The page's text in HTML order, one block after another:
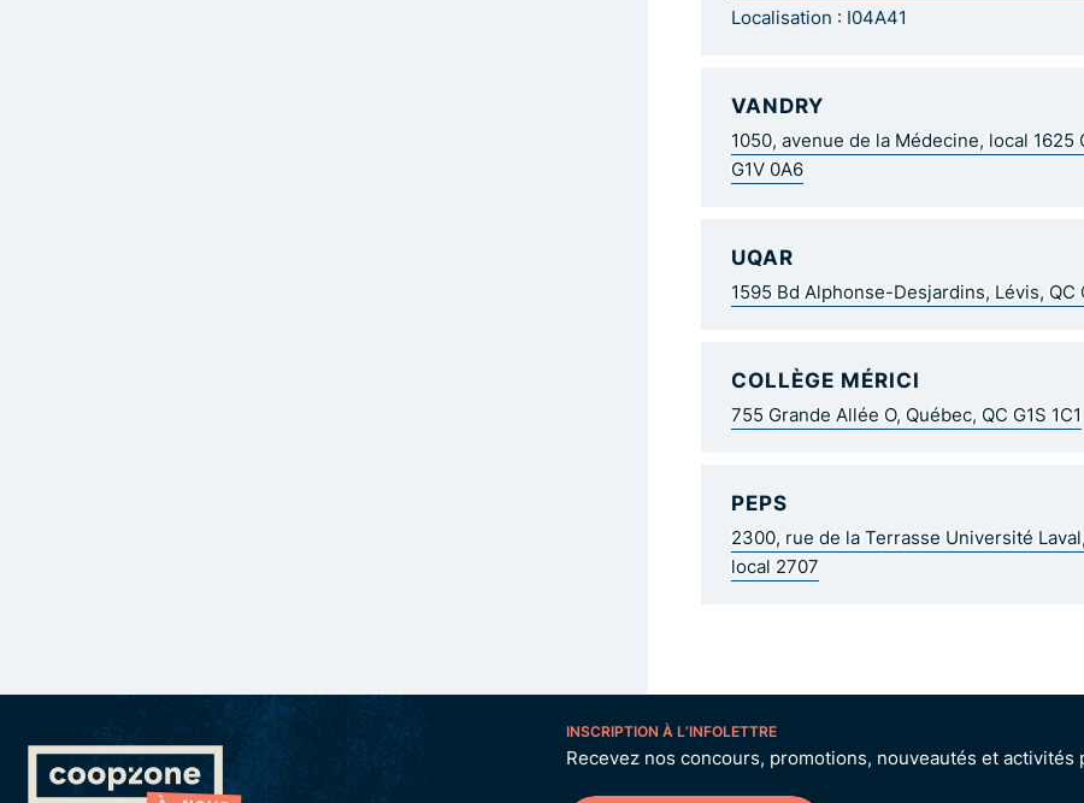
Localisation : I04A41
VANDRY
1050, avenue de la Médecine, local 1625
G1V 0A6
UQAR
1595 Bd Alphonse-Desjardins, Lévis, QC
COLLÈGE MÉRICI
755 Grande Allée O, Québec, QC G1S 1C1
PEPS
2300, rue de la Terrasse Université
local 2707
INSCRIPTION À L’INFOLETTRE
Recevez nos concours, promotions, nouveautés et activités